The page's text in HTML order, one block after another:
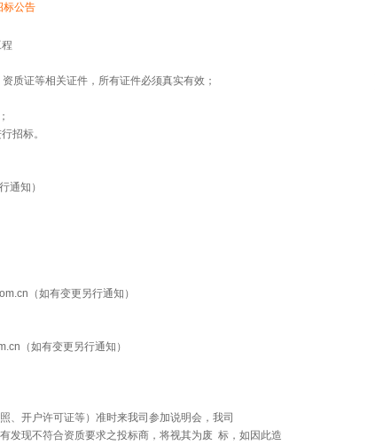
标公告
质证等相关证件，所有证件必须真实有效；
招标。
通知）
（如有变更另行通知）
（如有变更另行通知）
、开户许可证等）准时来我司参加说明会，我司
发现不符合资质要求之投标商，将视其为废 标，如因此造